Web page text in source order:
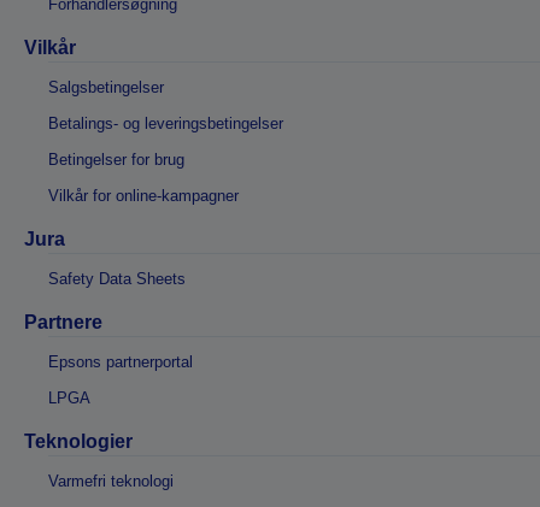
Forhandlersøgning
Vilkår
Salgsbetingelser
Betalings- og leveringsbetingelser
Betingelser for brug
Vilkår for online-kampagner
Jura
Safety Data Sheets
Partnere
Epsons partnerportal
LPGA
Teknologier
Varmefri teknologi